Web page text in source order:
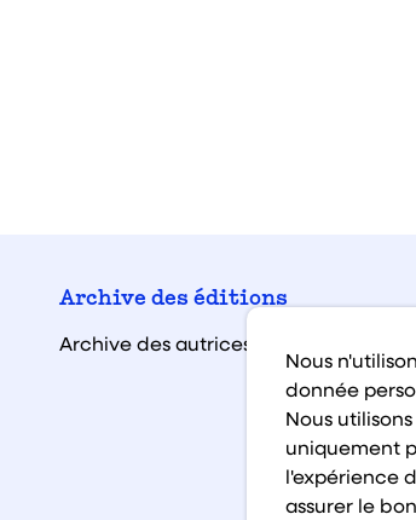
Archive des éditions
Archive des autrices et auteurs
Nous
donnée
Nous
uniquement
l'expérience
assurer le